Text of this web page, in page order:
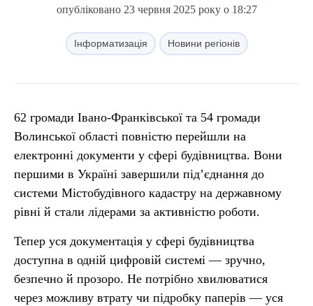
опубліковано 23 червня 2025 року о 18:27
Інформатизація Новини регіонів
62 громади Івано-Франківської та 54 громади
Волинської області повністю перейшли на
електронні документи у сфері будівництва. Вони
першими в Україні завершили під’єднання до
системи Містобудівного кадастру на державному
рівні й стали лідерами за активністю роботи.
Тепер уся документація у сфері будівництва
доступна в одній цифровій системі — зручно,
безпечно й прозоро. Не потрібно хвилюватися
через можливу втрату чи підробку паперів — уся